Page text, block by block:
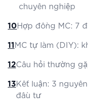
chuyên nghiệp
10Hợp đồng MC: 7
11MC tự làm (DIY):
12Câu hỏi thường
13Kết luận: 3
đầu tư